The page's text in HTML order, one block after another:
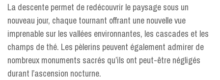
La descente permet de redécouvrir le paysage sous un
nouveau jour, chaque tournant offrant une nouvelle vue
imprenable sur les vallées environnantes, les cascades et les
champs de thé. Les pèlerins peuvent également admirer de
nombreux monuments sacrés qu’ils ont peut-être négligés
durant l’ascension nocturne.